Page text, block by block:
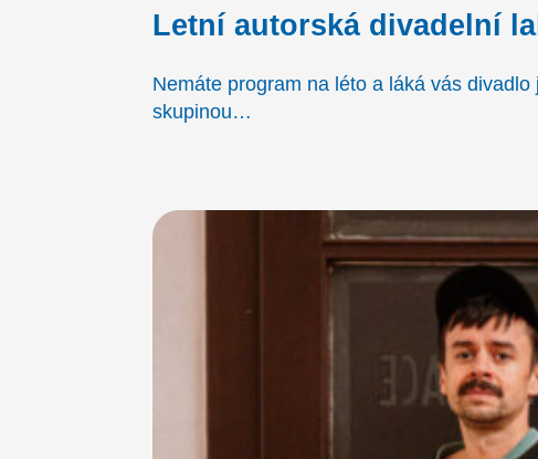
Letní autorská divadelní
Nemáte program na léto a láká vás
skupinou…